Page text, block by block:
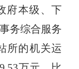
府本级、下
务综合服务
所的机关运